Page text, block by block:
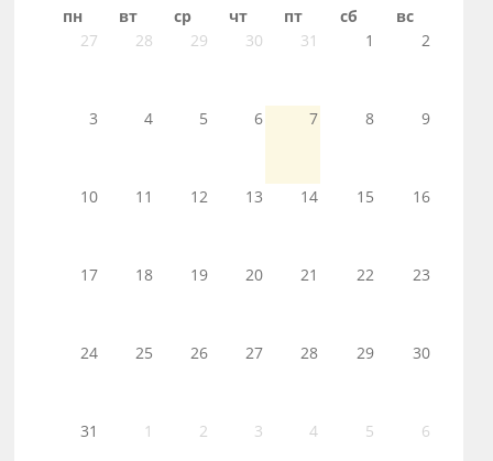
пн вт ср чт пт сб
вс
27
28 29 30 31 1 2
3 4 5 6 7 8 9
10 11 12 13 14 15 16
17 18 19 20 21 22 23
24 25 26 27 28 29 30
31 1 2 3 4 5 6